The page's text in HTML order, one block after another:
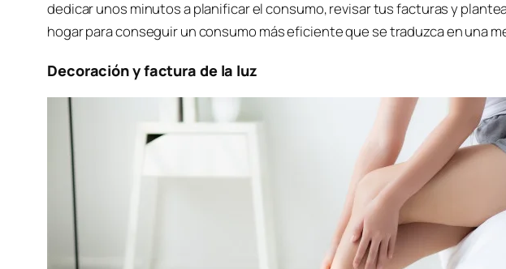
dedicar unos minutos a planificar el consumo, revisar tus facturas y
hogar para conseguir un consumo más eficiente que se traduzca en una
Decoración y factura de la luz